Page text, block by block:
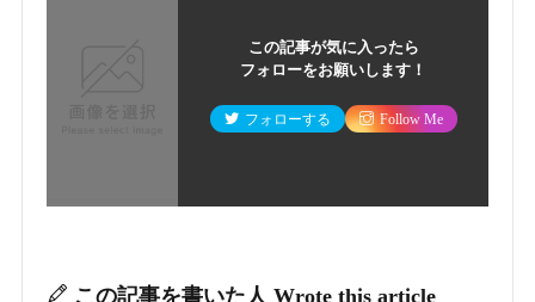
この記事が気に入ったら
フォローをお願いします！
フォローする Follow Me
この記事を書いた人 Wrote this article